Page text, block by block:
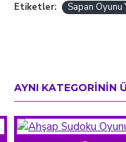
Etiketler: Sapan Oyunu
AYNI KATEGORININ